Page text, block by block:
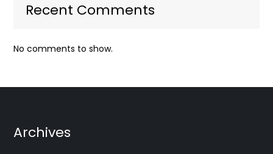
Recent Comments
No comments to show.
Archives